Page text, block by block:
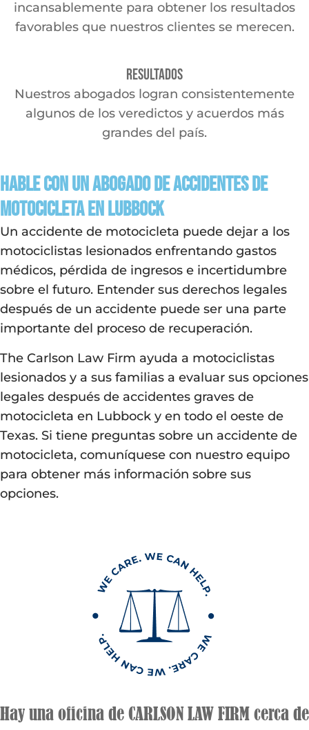
incansablemente para obtener los resultados
favorables que nuestros clientes se merecen.
Resultados
Nuestros abogados logran consistentemente
algunos de los veredictos y acuerdos más
grandes del país.
Hable con un abogado de accidentes de
motocicleta en Lubbock
Un accidente de motocicleta puede dejar a los
motociclistas lesionados enfrentando gastos
médicos, pérdida de ingresos e incertidumbre
sobre el futuro. Entender sus derechos legales
después de un accidente puede ser una parte
importante del proceso de recuperación.
The Carlson Law Firm ayuda a motociclistas
lesionados y a sus familias a evaluar sus opciones
legales después de accidentes graves de
motocicleta en Lubbock y en todo el oeste de
Texas. Si tiene preguntas sobre un accidente de
motocicleta, comuníquese con nuestro equipo
para obtener más información sobre sus
opciones.
Hay una oficina de CARLSON LAW FIRM cerca de